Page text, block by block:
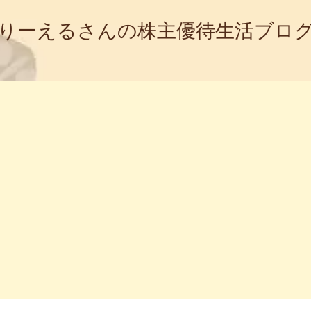
ーえるさんの株主優待生活ブロ